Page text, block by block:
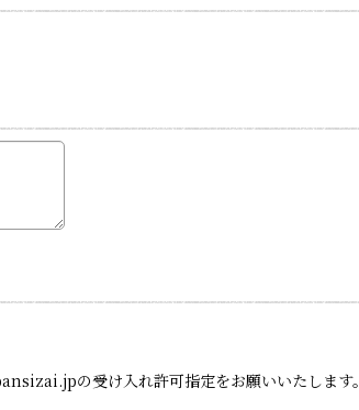
の受け入れ許可指定をお願いいたします。